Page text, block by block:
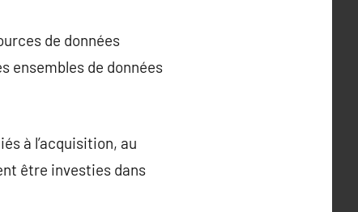
de données
ensembles de données
à l’acquisition, au
être investies dans